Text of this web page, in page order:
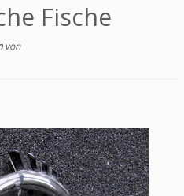
Fische
von